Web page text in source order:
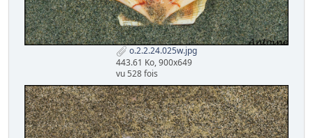
o.2.2.24.025w.jpg
443.61 Ko, 900x649
vu 528 fois